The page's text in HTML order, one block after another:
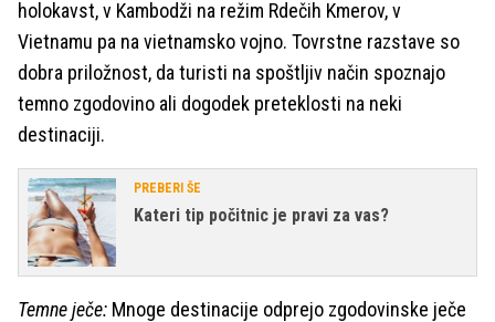
holokavst, v Kambodži na režim Rdečih Kmerov, v
Vietnamu pa na vietnamsko vojno. Tovrstne razstave so
dobra priložnost, da turisti na spoštljiv način spoznajo
temno zgodovino ali dogodek preteklosti na neki
destinaciji.
PREBERI ŠE
Kateri tip počitnic je pravi za vas?
Temne ječe: Mnoge destinacije odprejo zgodovinske ječe